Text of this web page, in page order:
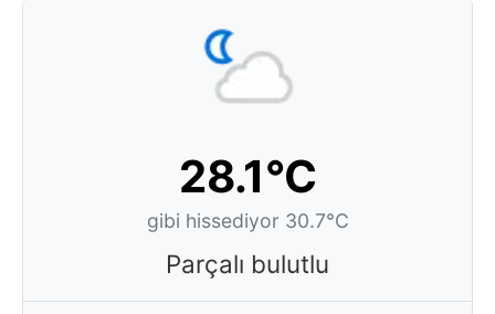
28.1°C
gibi hissediyor 30.7°C
Parçalı bulutlu